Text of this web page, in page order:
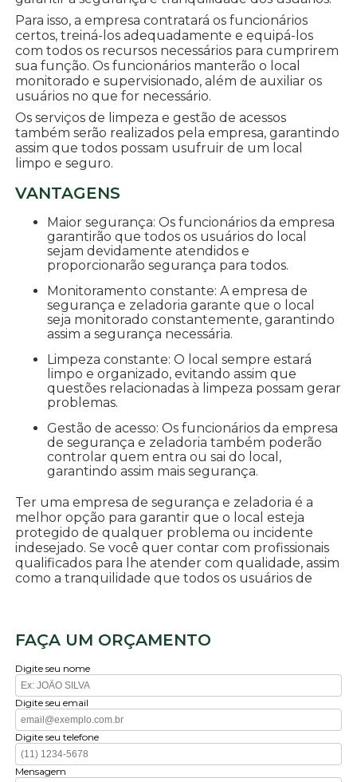
Para isso, a empresa contratará os funcionários
certos, treiná-los adequadamente e equipá-los
com todos os recursos necessários para cumprirem
sua função. Os funcionários manterão o local
monitorado e supervisionado, além de auxiliar os
usuários no que for necessário.
Os serviços de limpeza e gestão de acessos
também serão realizados pela empresa, garantindo
assim que todos possam usufruir de um local
limpo e seguro.
VANTAGENS
Maior segurança: Os funcionários da empresa
garantirão que todos os usuários do local
sejam devidamente atendidos e
proporcionarão segurança para todos.
Monitoramento constante: A empresa de
segurança e zeladoria garante que o local
seja monitorado constantemente, garantindo
assim a segurança necessária.
Limpeza constante: O local sempre estará
limpo e organizado, evitando assim que
questões relacionadas à limpeza possam gerar
problemas.
Gestão de acesso: Os funcionários da empresa
de segurança e zeladoria também poderão
controlar quem entra ou sai do local,
garantindo assim mais segurança.
Ter uma empresa de segurança e zeladoria é a
melhor opção para garantir que o local esteja
protegido de qualquer problema ou incidente
indesejado. Se você quer contar com profissionais
qualificados para lhe atender com qualidade, assim
como a tranquilidade que todos os usuários de
FAÇA UM ORÇAMENTO
Digite seu nome
Digite seu email
Digite seu telefone
Mensagem